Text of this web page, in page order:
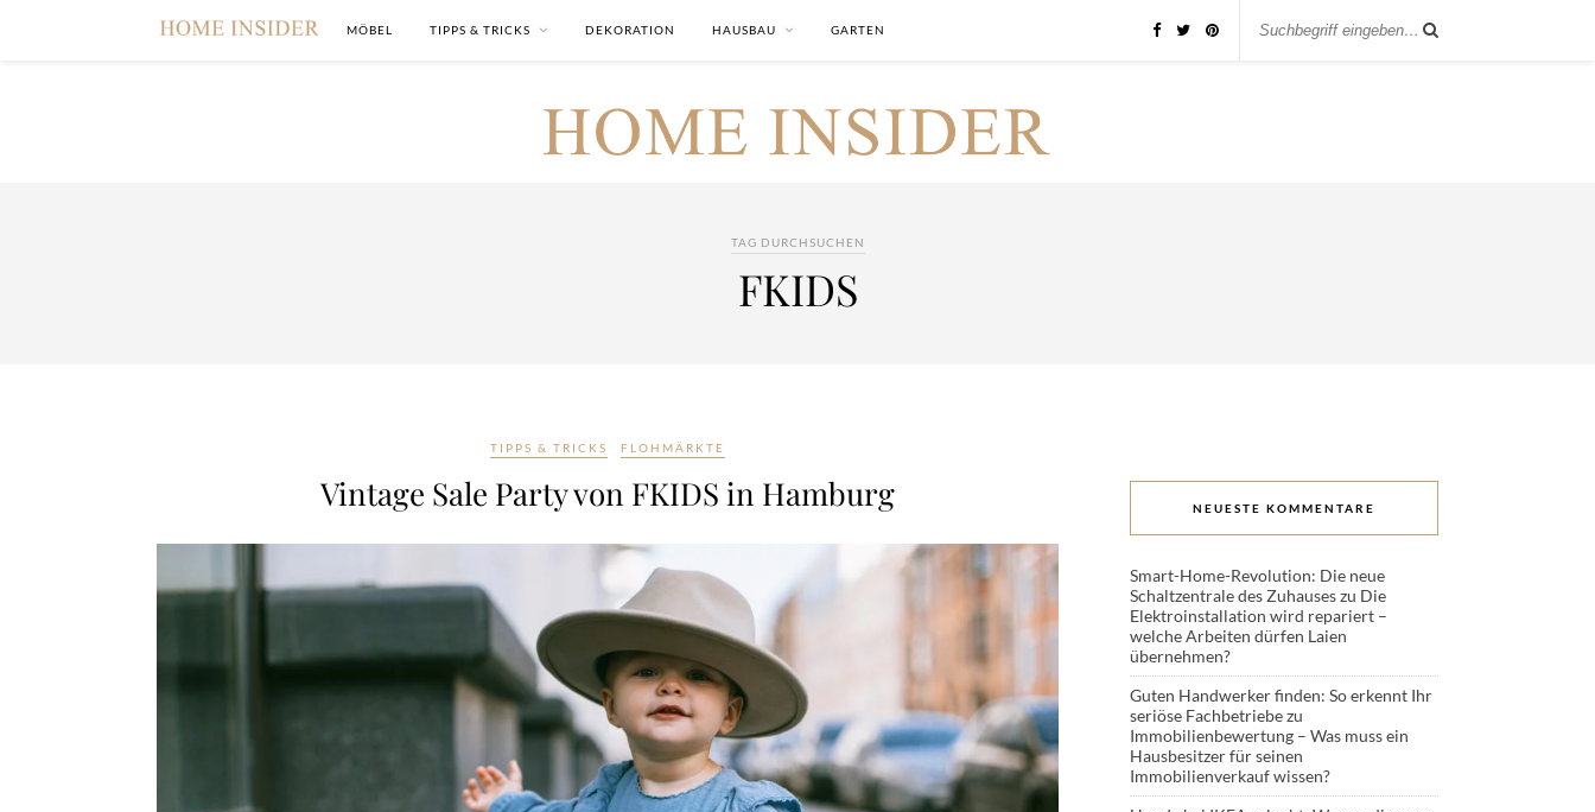
MÖBEL TIPPS & TRICKS DEKORATION HAUSBAU GARTEN
TAG DURCHSUCHEN
FKIDS
TIPPS & TRICKS FLOHMÄRKTE
Vintage Sale Party von FKIDS in Hamburg NEUESTE KOMMENTARE
Smart-Home-Revolution: Die neue
Schaltzentrale des Zuhauseszu Die
Elektroinstallation wird repariert –
welche Arbeiten dürfen Laien
übernehmen?
Guten Handwerker finden: So erkennt Ihr
seriöse Fachbetriebezu
Immobilienbewertung – Was muss ein
Hausbesitzer für seinen
Immobilienverkauf wissen?